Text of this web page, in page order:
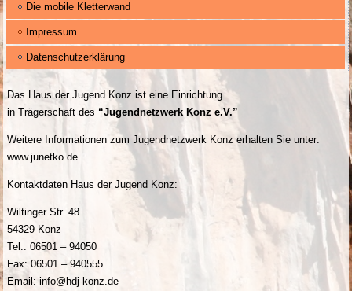
Die mobile Kletterwand
Impressum
Datenschutzerklärung
Das Haus der Jugend Konz ist eine Einrichtung
in Trägerschaft des “Jugendnetzwerk Konz e.V.”
Weitere Informationen zum Jugendnetzwerk Konz erhalten Sie unter:
www.junetko.de
Kontaktdaten Haus der Jugend Konz:
Wiltinger Str. 48
54329 Konz
Tel.: 06501 – 94050
Fax: 06501 – 940555
Email: info@hdj-konz.de